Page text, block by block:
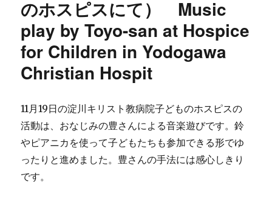
のホスピスにて） Music
play by Toyo-san at Hospice
for Children in Yodogawa
Christian Hospit
11月19日の淀川キリスト教病院子どものホスピスの
活動は、おなじみの豊さんによる音楽遊びです。鈴
やピアニカを使って子どもたちも参加できる形でゆ
ったりと進めました。豊さんの手法には感心しきり
です。